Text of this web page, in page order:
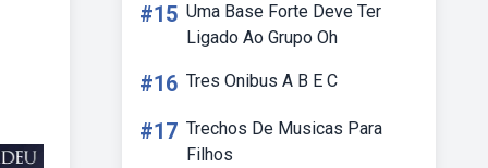
#15 Uma Base Forte Deve Ter
Ligado Ao Grupo Oh
#16 Tres Onibus A B E C
#17 Trechos De Musicas Para
Filhos